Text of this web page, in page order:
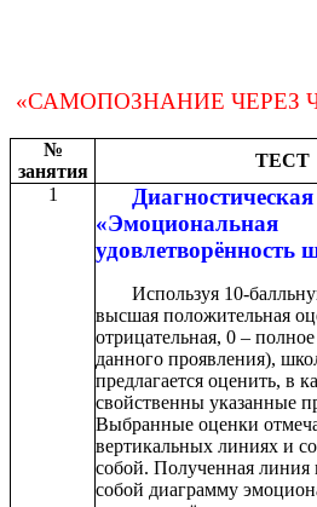
«САМОПОЗНАНИЕ ЧЕРЕЗ
№
занятия
ТЕСТ
1
«Эмоциональная
удовлетворённость
Используя 10-
высшая положительная
отрицательная, 0 – полное
данного проявления),
предлагается оценить, в
свойственны указанные
Выбранные оценки
вертикальных линиях и
собой. Полученная линия
собой диаграмму